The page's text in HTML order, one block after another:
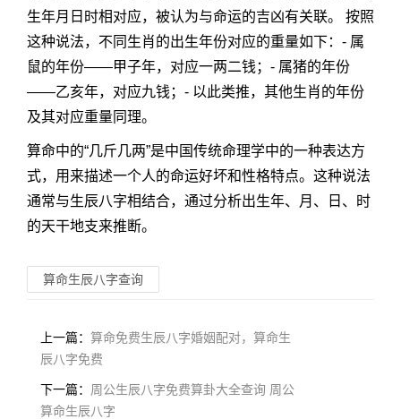
生年月日时相对应，被认为与命运的吉凶有关联。 按照
这种说法，不同生肖的出生年份对应的重量如下：- 属
鼠的年份——甲子年，对应一两二钱；- 属猪的年份
——乙亥年，对应九钱；- 以此类推，其他生肖的年份
及其对应重量同理。
算命中的“几斤几两”是中国传统命理学中的一种表达方
式，用来描述一个人的命运好坏和性格特点。这种说法
通常与生辰八字相结合，通过分析出生年、月、日、时
的天干地支来推断。
算命生辰八字查询
上一篇： 算命免费生辰八字婚姻配对，算命生
辰八字免费
下一篇： 周公生辰八字免费算卦大全查询 周公
算命生辰八字